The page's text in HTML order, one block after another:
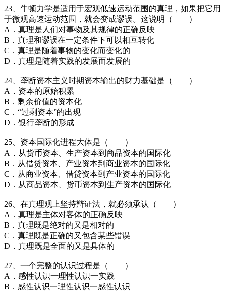
23、牛顿力学是适用于宏观低速运动范围的真理，如果把它用
于微观高速运动范围，就会变成谬误。这说明（ ）
A．真理是人们对事物及其规律的正确反映
B．真理和谬误在一定条件下可以相互转化
C．真理是随着事物的变化而变化的
D．真理是随着实践的发展而发展的
24、垄断资本主义时期资本输出的财力基础是（ ）
A．资本的原始积累
B．剩余价值的资本化
C．“过剩资本”的出现
D．银行垄断的形成
25、资本国际化进程大体是（ ）
A．从货币资本、生产资本到商品资本的国际化
B．从借贷资本、产业资本到商业资本的国际化
C．从商业资本、借贷资本到产业资本的国际化
D．从商品资本、货币资本到生产资本的国际化
26、在真理观上坚持辩证法，就必须承认（ ）
A．真理是主体对客体的正确反映
B．真理既是绝对的又是相对的
C．真理既是正确的又包含某些错误
D．真理既是全面的又是具体的
27、一个完整的认识过程是（ ）
A．感性认识一理性认识一实践
B．感性认识一理性认识一感性认识